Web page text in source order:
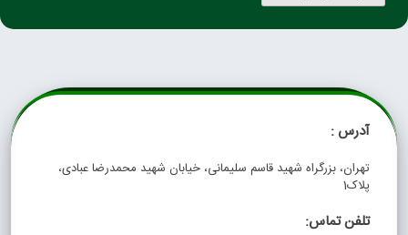
آدرس :
تهران، بزرگراه شهید قاسم سلیمانی، خیابان شهید محمدرضا عبادی،
پلاک1
تلفن تماس: